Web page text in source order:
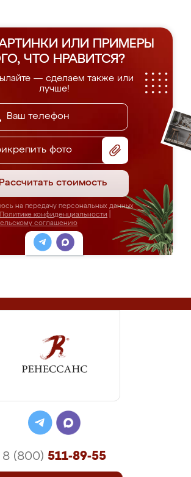
ИЛИ ПРИМЕРЫ
ЧТО НРАВИТСЯ?
— сделаем также или
лучше!
фото
Рассчитать стоимость
на передачу персональных данных
Политике конфиденциальности
соглашению
8 (800) 511-89-55